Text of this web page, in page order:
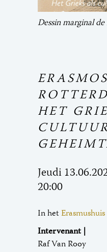
Dessin marginal
HET
Jeudi
20:00
In hetErasmushuis
Intervenant |
Raf Van Rooy